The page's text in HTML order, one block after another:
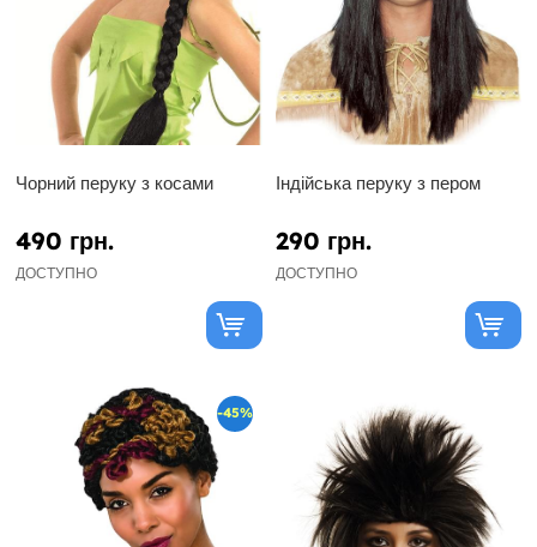
Чорний перуку з косами
490 грн.
ДОСТУПНО
Індійська перуку з пером
290 грн.
ДОСТУПНО
-45%